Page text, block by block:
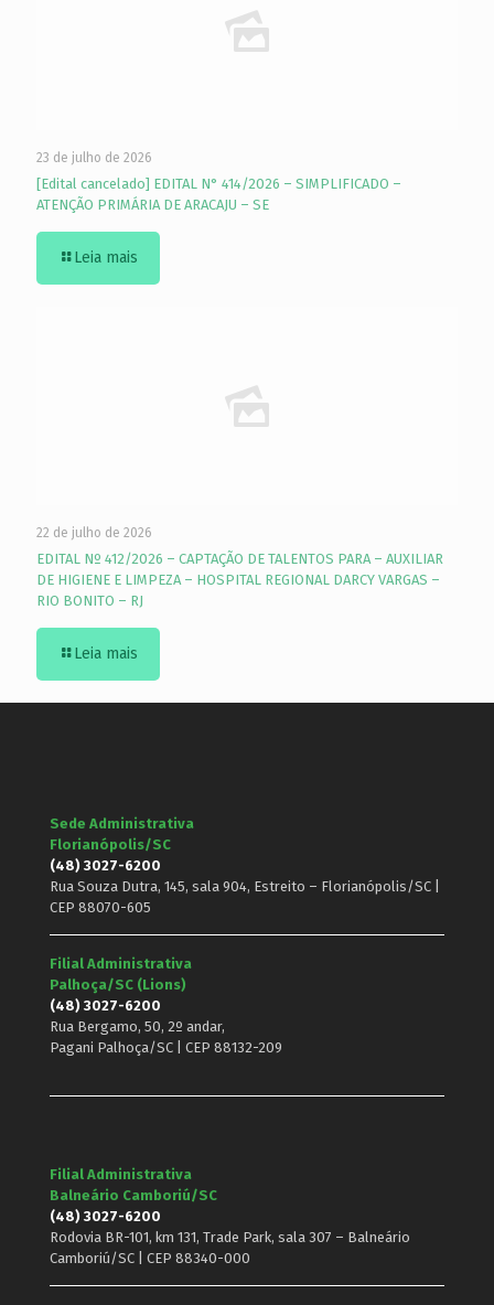
23 de julho de 2026
[Edital cancelado] EDITAL N° 414/2026 – SIMPLIFICADO –
ATENÇÃO PRIMÁRIA DE ARACAJU – SE
Leia mais
22 de julho de 2026
EDITAL Nº 412/2026 – CAPTAÇÃO DE TALENTOS PARA – AUXILIAR
DE HIGIENE E LIMPEZA – HOSPITAL REGIONAL DARCY VARGAS –
RIO BONITO – RJ
Leia mais
Sede Administrativa
Florianópolis/SC
(48) 3027-6200
Rua Souza Dutra, 145, sala 904, Estreito – Florianópolis/SC |
CEP 88070-605
Filial Administrativa
Palhoça/SC (Lions)
(48) 3027-6200
Rua Bergamo, 50, 2º andar,
Pagani Palhoça/SC | CEP 88132-209
Filial Administrativa
Balneário Camboriú/SC
(48) 3027-6200
Rodovia BR-101, km 131, Trade Park, sala 307 – Balneário
Camboriú/SC | CEP 88340-000